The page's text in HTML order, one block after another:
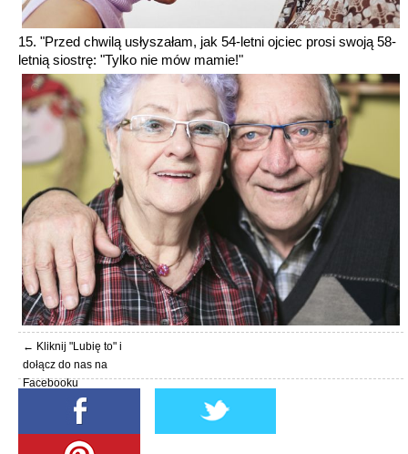
15. "Przed chwilą usłyszałam, jak 54-letni ojciec prosi swoją 58-
letnią siostrę: "Tylko nie mów mamie!"
← Kliknij "Lubię to" i
dołącz do nas na
Facebooku